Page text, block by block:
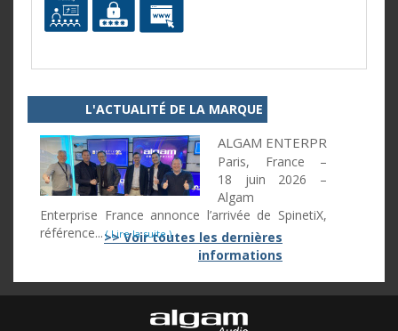
L'ACTUALITÉ DE LA MARQUE
ALGAM ENTERPRISE
Paris, France –
18 juin 2026 –
Algam
Enterprise France annonce l’arrivée de SpinetiX,
référence... ( Lire la suite )
>> Voir toutes les dernières
informations